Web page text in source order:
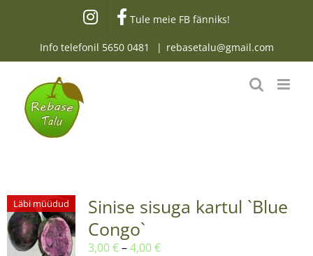
Tule meie FB fänniks!
Info telefonil 5650 0481 | rebasetalu@gmail.com
Läbi müüdud
Sinise sisuga kartul `Blue
Congo`
3,00€ – 4,00€Hinnavahemik: